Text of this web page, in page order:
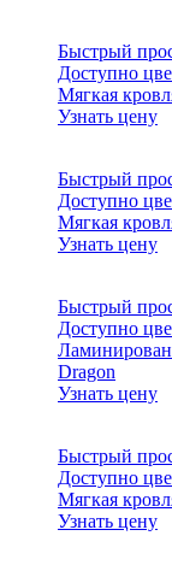
Быстрый
Доступно
Мягкая
Узнать цену
Быстрый
Доступно
Мягкая
Узнать цену
Быстрый
Доступно
Dragon
Узнать цену
Быстрый
Доступно
Мягкая
Узнать цену